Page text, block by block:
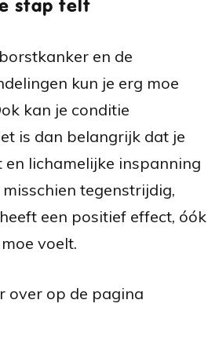
stap telt
en de
kun je erg moe
kan je conditie
is dan belangrijk dat je
en lichamelijke inspanning
tegenstrijdig,
een positief effect, óók
voelt.
over op de pagina